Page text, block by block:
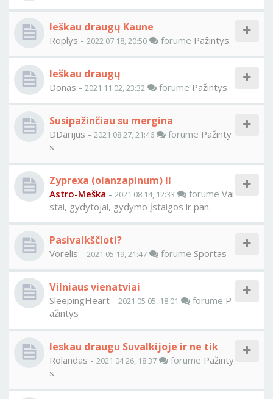
Ieškau draugų Kaune
Roplys - 2022 07 18, 20:50 forume Pažintys
Ieškau draugų
Donas - 2021 11 02, 23:32 forume Pažintys
Susipažinčiau su mergina
DDarijus - 2021 08 27, 21:46 forume Pažinty
s
Zyprexa (olanzapinum) II
Astro-Meška - 2021 08 14, 12:33 forume Vai
stai, gydytojai, gydymo įstaigos ir pan.
Pasivaikščioti?
Vorelis - 2021 05 19, 21:47 forume Sportas
Vilniaus vienatviai
SleepingHeart - 2021 05 05, 18:01 forume P
ažintys
Ieskau draugu Suvalkijoje ir ne tik
Rolandas - 2021 04 26, 18:37 forume Pažinty
s